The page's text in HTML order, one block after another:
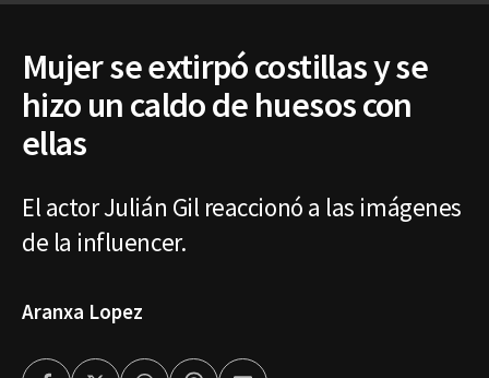
Mujer se extirpó costillas y se
hizo un caldo de huesos con
ellas
El actor Julián Gil reaccionó a las imágenes
de la influencer.
Aranxa Lopez